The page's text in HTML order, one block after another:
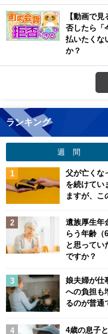
【動画で
否したら「
払いたくな
か？
ランキング
週 間
父が亡くな
を続けてい
ますが、こ
遺族厚生年
らう年齢（
と思ってい
ですか？
娘夫婦が仕
への負担も
るのが普通
4歳の息子